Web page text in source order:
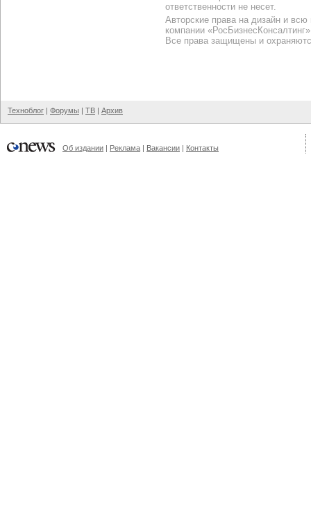
ответственности не несет.
Авторские права на дизайн и
компании
Все права защищены и
Техноблог | Форумы | ТВ | Архив
Об издании | Реклама | Вакансии | Контакты